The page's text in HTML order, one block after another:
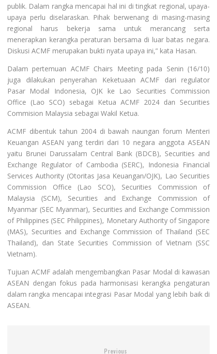
publik. Dalam rangka mencapai hal ini di tingkat regional, upaya-
upaya perlu diselaraskan. Pihak berwenang di masing-masing
regional harus bekerja sama untuk merancang serta
menerapkan kerangka peraturan bersama di luar batas negara.
Diskusi ACMF merupakan bukti nyata upaya ini,” kata Hasan.
Dalam pertemuan ACMF Chairs Meeting pada Senin (16/10)
juga dilakukan penyerahan Keketuaan ACMF dari regulator
Pasar Modal Indonesia, OJK ke Lao Securities Commission
Office (Lao SCO) sebagai Ketua ACMF 2024 dan Securities
Commision Malaysia sebagai Wakil Ketua.
ACMF dibentuk tahun 2004 di bawah naungan forum Menteri
Keuangan ASEAN yang terdiri dari 10 negara anggota ASEAN
yaitu Brunei Darussalam Central Bank (BDCB), Securities and
Exchange Regulator of Cambodia (SERC), Indonesia Financial
Services Authority (Otoritas Jasa Keuangan/OJK), Lao Securities
Commission Office (Lao SCO), Securities Commission of
Malaysia (SCM), Securities and Exchange Commission of
Myanmar (SEC Myanmar), Securities and Exchange Commission
of Philippines (SEC Philippines), Monetary Authority of Singapore
(MAS), Securities and Exchange Commission of Thailand (SEC
Thailand), dan State Securities Commission of Vietnam (SSC
Vietnam).
Tujuan ACMF adalah mengembangkan Pasar Modal di kawasan
ASEAN dengan fokus pada harmonisasi kerangka pengaturan
dalam rangka mencapai integrasi Pasar Modal yang lebih baik di
ASEAN.
Previous